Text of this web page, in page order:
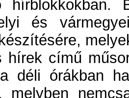
hírblokkokban.
és
hírek című
déli órákban
melyben